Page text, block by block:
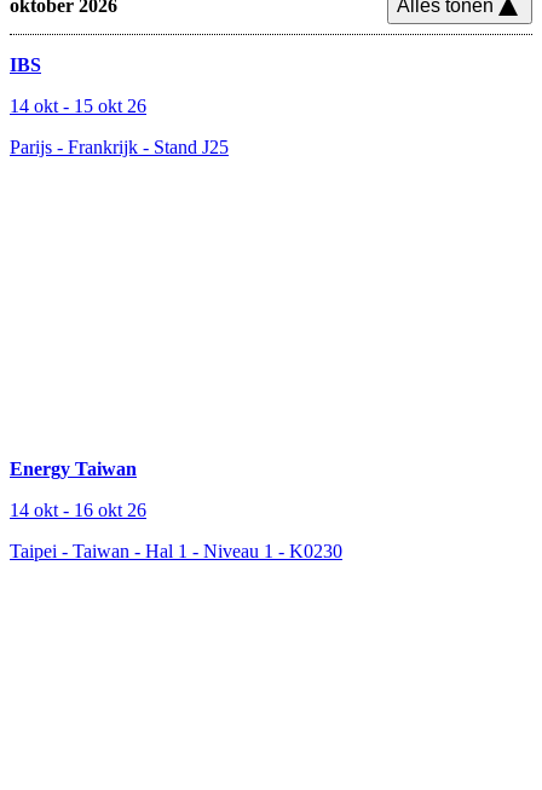
oktober 2026 Alles tonen
IBS
14 okt - 15 okt 26
Parijs - Frankrijk - Stand J25
Energy Taiwan
14 okt - 16 okt 26
Taipei - Taiwan - Hal 1 - Niveau 1 - K0230